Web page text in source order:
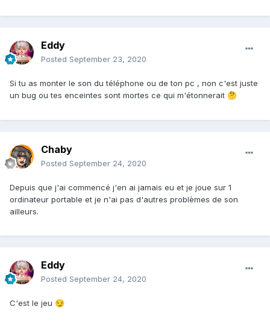
Eddy
Posted September 23, 2020
Si tu as monter le son du téléphone ou de ton pc , non c'est juste
un bug ou tes enceintes sont mortes ce qui m'étonnerait 🤔
Chaby
Posted September 24, 2020
Depuis que j'ai commencé j'en ai jamais eu et je joue sur 1
ordinateur portable et je n'ai pas d'autres problèmes de son
ailleurs.
Eddy
Posted September 24, 2020
C'est le jeu 😏